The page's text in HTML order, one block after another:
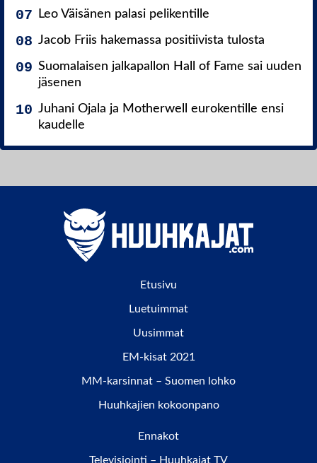
Leo Väisänen palasi pelikentille
Jacob Friis hakemassa positiivista tulosta
Suomalaisen jalkapallon Hall of Fame sai uuden
jäsenen
Juhani Ojala ja Motherwell eurokentille ensi
kaudelle
Etusivu
Luetuimmat
Uusimmat
EM-kisat 2021
MM-karsinnat – Suomen lohko
Huuhkajien kokoonpano
Ennakot
Televisiointi – Huuhkajat TV